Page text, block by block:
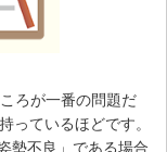
ろが一番の問題だ
っているほどです。
勢不良」である場合